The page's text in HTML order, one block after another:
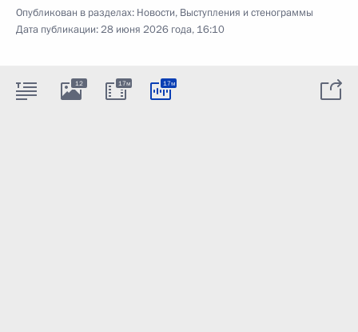
Опубликован в разделах: Новости, Выступления и стенограммы
Дата публикации:28 июня 2026 года, 16:10
12 17м 17м